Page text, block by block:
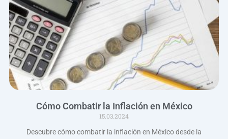
Cómo Combatir la Inflación en México
15.03.2024
Descubre cómo combatir la inflación en México desde la